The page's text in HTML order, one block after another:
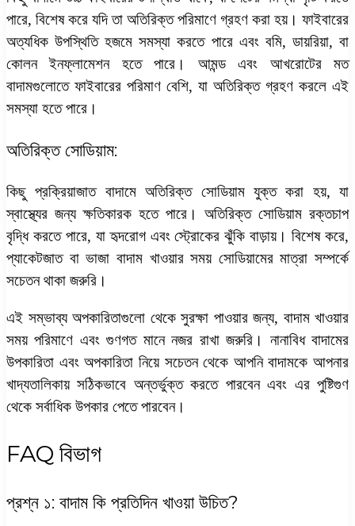
পারে, বিশেষ করে যদি তা অতিরিক্ত পরিমাণে গ্রহণ করা হয়। ফাইবারের
অত্যধিক উপস্থিতি হজমে সমস্যা করতে পারে এবং বমি, ডায়রিয়া, বা
কোলন ইনফ্লামেশন হতে পারে। আমন্ড এবং আখরোটের মত
বাদামগুলোতে ফাইবারের পরিমাণ বেশি, যা অতিরিক্ত গ্রহণ করলে এই
সমস্যা হতে পারে।
অতিরিক্ত সোডিয়াম:
কিছু প্রক্রিয়াজাত বাদামে অতিরিক্ত সোডিয়াম যুক্ত করা হয়, যা
স্বাস্থ্যের জন্য ক্ষতিকারক হতে পারে। অতিরিক্ত সোডিয়াম রক্তচাপ
বৃদ্ধি করতে পারে, যা হৃদরোগ এবং স্ট্রোকের ঝুঁকি বাড়ায়। বিশেষ করে,
প্যাকেটজাত বা ভাজা বাদাম খাওয়ার সময় সোডিয়ামের মাত্রা সম্পর্কে
সচেতন থাকা জরুরি।
এই সম্ভাব্য অপকারিতাগুলো থেকে সুরক্ষা পাওয়ার জন্য, বাদাম খাওয়ার
সময় পরিমাণে এবং গুণগত মানে নজর রাখা জরুরি। নানাবিধ বাদামের
উপকারিতা এবং অপকারিতা নিয়ে সচেতন থেকে আপনি বাদামকে আপনার
খাদ্যতালিকায় সঠিকভাবে অন্তর্ভুক্ত করতে পারবেন এবং এর পুষ্টিগুণ
থেকে সর্বাধিক উপকার পেতে পারবেন।
FAQ বিভাগ
প্রশ্ন ১: বাদাম কি প্রতিদিন খাওয়া উচিত?